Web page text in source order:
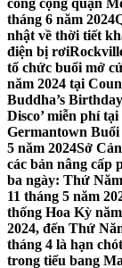
công cộng quận
tháng 6 năm 2024
nhật về thời tiết
điện bị rơi
tổ chức buổi mở
năm 2024 tại
Buddha’s
Disco’ miễn phí
Germantown
5 năm 2024Sở
các bản nâng cấp
ba ngày: Thứ
11 tháng 5 năm
thống Hoa Kỳ
2024, đến Thứ
tháng 4 là hạn
trong tiểu bang